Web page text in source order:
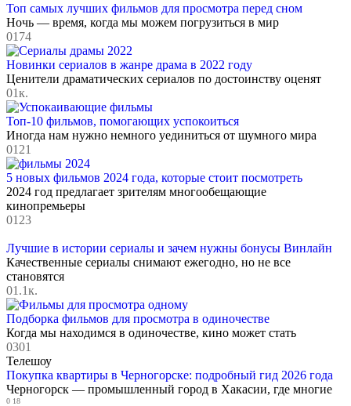
Топ самых лучших фильмов для просмотра перед сном
Ночь — время, когда мы можем погрузиться в мир
0174
Новинки сериалов в жанре драма в 2022 году
Ценители драматических сериалов по достоинству оценят
01к.
Топ-10 фильмов, помогающих успокоиться
Иногда нам нужно немного уединиться от шумного мира
0121
5 новых фильмов 2024 года, которые стоит посмотреть
2024 год предлагает зрителям многообещающие
кинопремьеры
0123
Лучшие в истории сериалы и зачем нужны бонусы Винлайн
Качественные сериалы снимают ежегодно, но не все
становятся
01.1к.
Подборка фильмов для просмотра в одиночестве
Когда мы находимся в одиночестве, кино может стать
0301
Телешоу
Покупка квартиры в Черногорске: подробный гид 2026 года
Черногорск — промышленный город в Хакасии, где многие
0 18